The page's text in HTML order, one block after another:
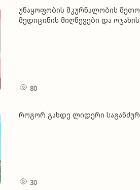
უნაყოფობის მკურნალობის
მედიცინის მიღწევები და
80
როგორ გახდე ლიდერი
30